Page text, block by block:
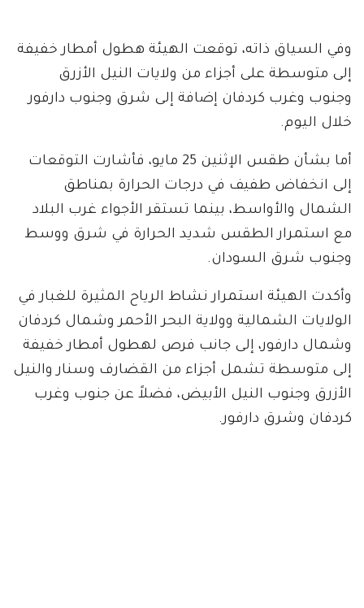
وفي السياق ذاته، توقعت الهيئة هطول أمطار خفيفة
إلى متوسطة على أجزاء من ولايات النيل الأزرق
وجنوب وغرب كردفان إضافة إلى شرق وجنوب دارفور
خلال اليوم.
أما بشأن طقس الإثنين 25 مايو، فأشارت التوقعات
إلى انخفاض طفيف في درجات الحرارة بمناطق
الشمال والأواسط، بينما تستقر الأجواء غرب البلاد
مع استمرار الطقس شديد الحرارة في شرق ووسط
وجنوب شرق السودان.
وأكدت الهيئة استمرار نشاط الرياح المثيرة للغبار في
الولايات الشمالية وولاية البحر الأحمر وشمال كردفان
وشمال دارفور، إلى جانب فرص لهطول أمطار خفيفة
إلى متوسطة تشمل أجزاء من القضارف وسنار والنيل
الأزرق وجنوب النيل الأبيض، فضلاً عن جنوب وغرب
كردفان وشرق دارفور.